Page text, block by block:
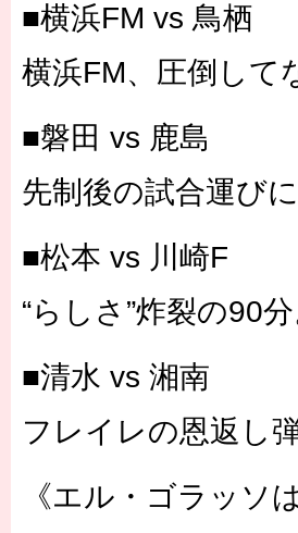
■横浜FM vs 鳥栖
横浜FM、圧倒して
■磐田 vs 鹿島
先制後の試合運び
■松本 vs 川崎F
“らしさ”炸裂の90
■清水 vs 湘南
フレイレの恩返し
《エル・ゴラッソ